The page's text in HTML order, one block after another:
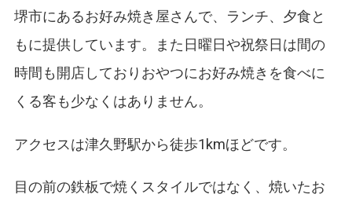
堺市にあるお好み焼き屋さんで、ランチ、夕食と
もに提供しています。また日曜日や祝祭日は間の
時間も開店しておりおやつにお好み焼きを食べに
くる客も少なくはありません。
アクセスは津久野駅から徒歩1kmほどです。
目の前の鉄板で焼くスタイルではなく、焼いたお